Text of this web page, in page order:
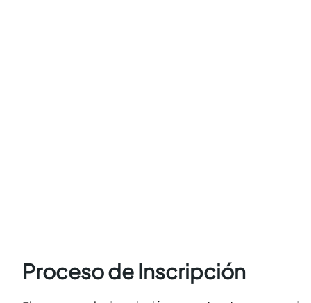
Proceso de Inscripción